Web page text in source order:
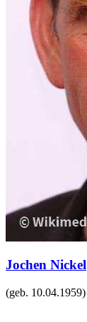
Jochen Nickel
(geb. 10.04.1959)